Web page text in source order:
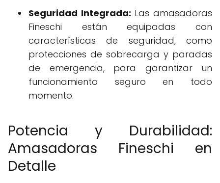
Seguridad Integrada: Las amasadoras
Fineschi están equipadas con
características de seguridad, como
protecciones de sobrecarga y paradas
de emergencia, para garantizar un
funcionamiento seguro en todo
momento.
Potencia y Durabilidad:
Amasadoras Fineschi en
Detalle